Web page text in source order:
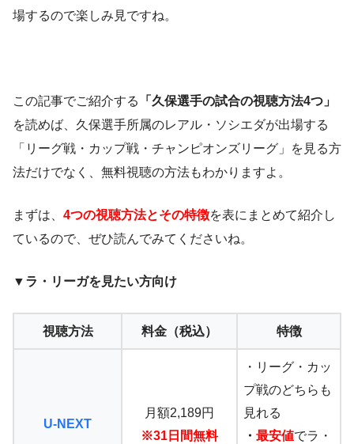
場するので楽しみ見ですね。
この記事でご紹介する
「久保選手の試合の視聴方法4つ」
を読めば、久保選手所属のレアル・ソシエダが出場する
「リーグ戦・カップ戦・チャンピオンズリーグ」を見る方
法だけでなく、無料視聴の方法もわかりますよ。
まずは、 4つの視聴方法とその特徴を表にまとめて紹介し
ているので、ぜひ読んでみてくださいね。
▼ラ・リーガを見たい方向け
視聴方法 料金（税込） 特徴
U-NEXT
月額2,189円
※31日間無料
・リーグ・カッ
プ戦のどちらも
見れる
・ 最安値でラ・